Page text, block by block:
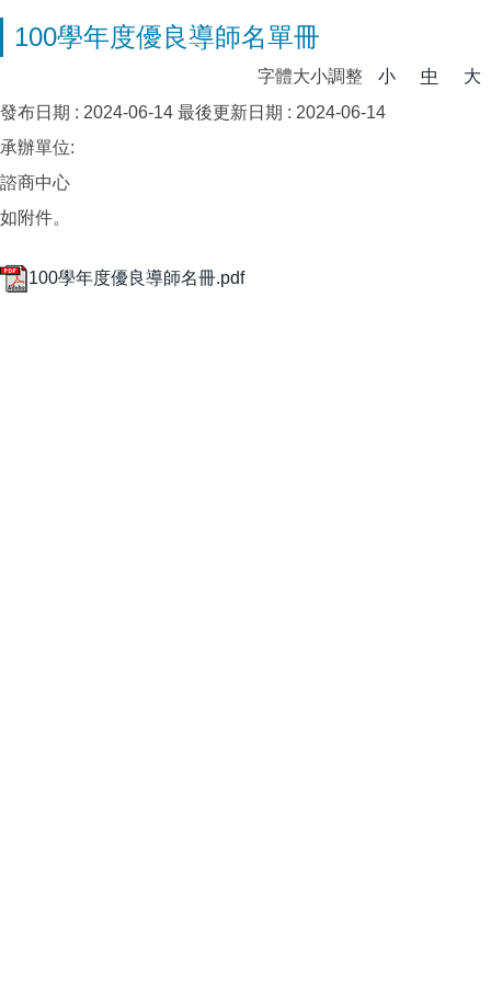
100學年度優良導師名單冊
字體大小調整 小 中
大
發布日期 : 2024-06-14 最後更新日期 : 2024-06-14
承辦單位:
諮商中心
如附件。
100學年度優良導師名冊.pdf